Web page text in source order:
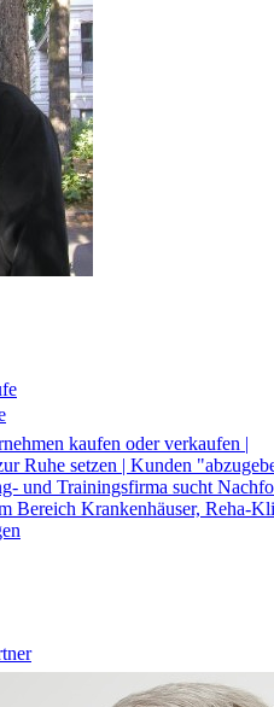
kaufen oder verkaufen |
Ruhe setzen | Kunden
und Trainingsfirma sucht
Bereich Krankenhäuser, Reha-